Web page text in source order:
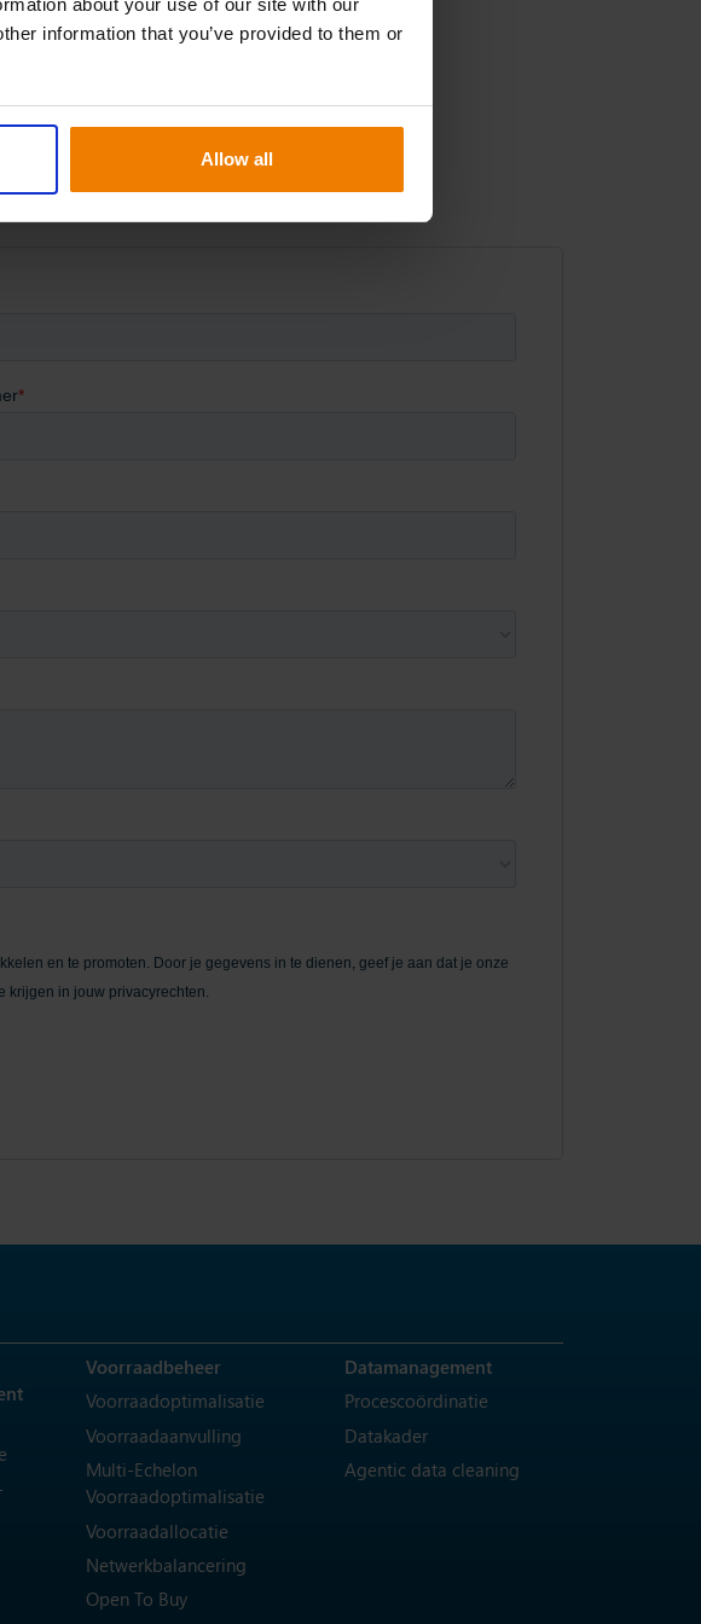
about your use of our site with our
information that you’ve provided to them or
Allow all
mee doen.
Voorraadbeheer
Voorraadoptimalisatie
Voorraadaanvulling
Multi-Echelon
Voorraadoptimalisatie
Voorraadallocatie
Netwerkbalancering
Open To Buy
Datamanagement
Procescoördinatie
Datakader
Agentic data cleaning